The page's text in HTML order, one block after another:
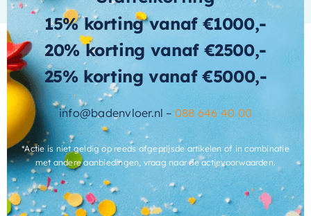
levensduur, terwijl de stijlvolle notenkleur
gemakkelijk te combineren is met andere
meubels in uw badkamer. Kies voor de kwaliteit
en het design van
Inken transformeer uw
badkamer in een ruimte van luxe en gemak.
kleur-kast Noten
materiaal-
front
MDF
materiaal-
kast
met-
wastafelblad
Nee
uitvoering-
handgrepen
Greeploos
Wat andere over ons zeggen
Cherryl
15% korting vanaf €1000,-
20% korting vanaf €2500,-
25% korting vanaf €5000,-
info@badenvloer.nl – 088 646 40 00
*Actie is niet geldig op reeds afgeprijsde artikelen of in combinatie
met andere aanbiedingen, vraag naar de actievoorwaarden.